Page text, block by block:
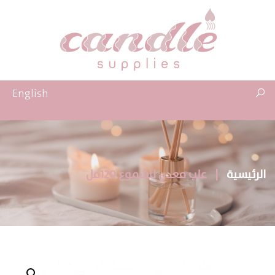
English
الرئيسية علب معدن للشموع 120مل